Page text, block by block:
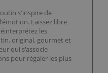
s'inspire de
Laissez libre
les
original, gourmet et
qui s'associe
pour régaler les plus